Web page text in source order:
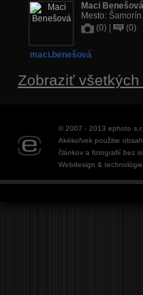
Maci Benešová
Mesto: Šamorín
(0) |
(0)
maci.benešová
Zobraziť
© 2007 - 2013 ephoto
Akékoľvek použitie
článkov a fotografií bez
Webdesign &